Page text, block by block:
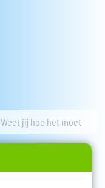
Weet jij hoe het moet